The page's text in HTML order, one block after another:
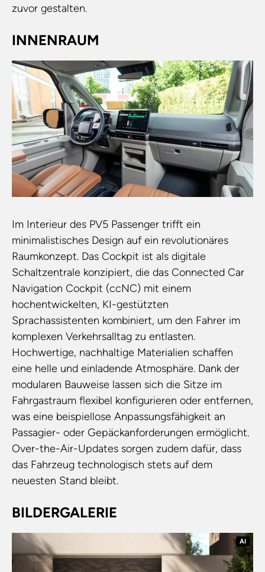
zuvor gestalten.
INNENRAUM
Im Interieur des PV5 Passenger trifft ein
minimalistisches Design auf ein revolutionäres
Raumkonzept. Das Cockpit ist als digitale
Schaltzentrale konzipiert, die das Connected Car
Navigation Cockpit (ccNC) mit einem
hochentwickelten, KI-gestützten
Sprachassistenten kombiniert, um den Fahrer im
komplexen Verkehrsalltag zu entlasten.
Hochwertige, nachhaltige Materialien schaffen
eine helle und einladende Atmosphäre. Dank der
modularen Bauweise lassen sich die Sitze im
Fahrgastraum flexibel konfigurieren oder entfernen,
was eine beispiellose Anpassungsfähigkeit an
Passagier- oder Gepäckanforderungen ermöglicht.
Over-the-Air-Updates sorgen zudem dafür, dass
das Fahrzeug technologisch stets auf dem
neuesten Stand bleibt.
BILDERGALERIE
AI